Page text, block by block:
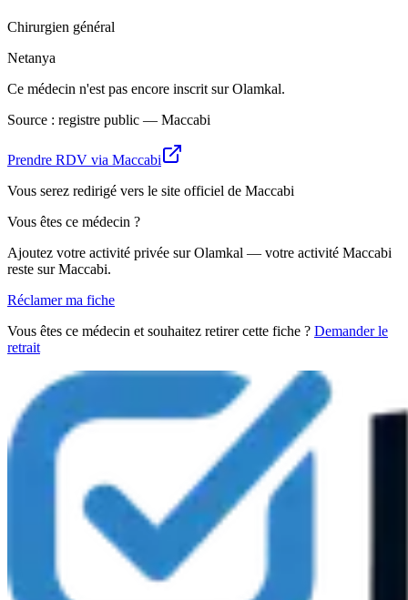
Chirurgien général
Netanya
Ce médecin n'est pas encore inscrit sur Olamkal.
Source : registre public — Maccabi
Prendre RDV via Maccabi
Vous serez redirigé vers le site officiel de Maccabi
Vous êtes ce médecin ?
Ajoutez votre activité privée sur Olamkal — votre activité Maccabi
reste sur Maccabi.
Réclamer ma fiche
Vous êtes ce médecin et souhaitez retirer cette fiche ? Demander le
retrait